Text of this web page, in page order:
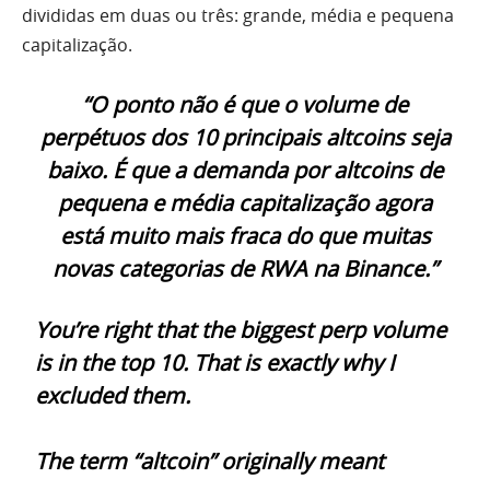
divididas em duas ou três: grande, média e pequena
capitalização.
“O ponto não é que o volume de
perpétuos dos 10 principais altcoins seja
baixo. É que a demanda por altcoins de
pequena e média capitalização agora
está muito mais fraca do que muitas
novas categorias de RWA na Binance.”
You’re right that the biggest perp volume
is in the top 10. That is exactly why I
excluded them.
The term “altcoin” originally meant